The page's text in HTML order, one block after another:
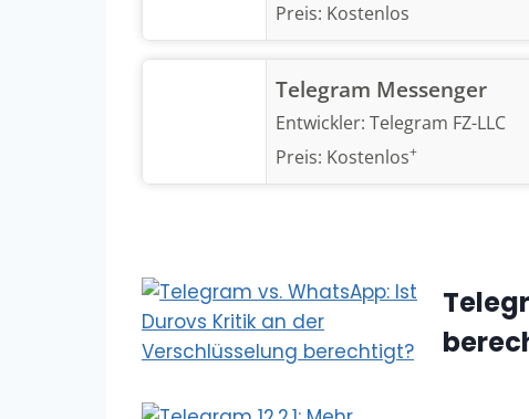
Preis: Kostenlos
Telegram Messenger
Entwickler: Telegram FZ-LLC
Preis: Kostenlos+